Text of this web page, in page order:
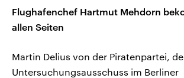
Flughafenchef Hartmut Mehdorn
allen Seiten
Martin Delius von der Piratenpartei,
Untersuchungsausschuss im Berliner